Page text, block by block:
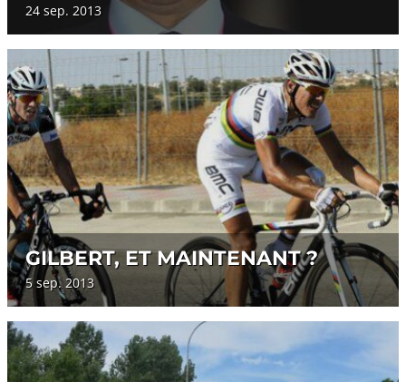
24 sep. 2013
GILBERT, ET MAINTENANT ?
5 sep. 2013